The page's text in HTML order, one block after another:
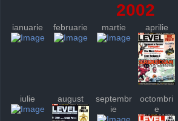
2002
ianuarie februarie martie aprilie
iulie august
septembr
ie
octombri
e